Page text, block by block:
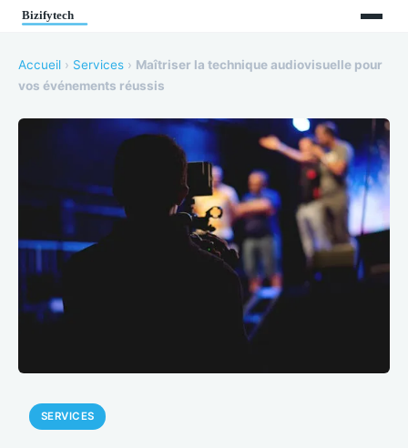
Accueil › Services › Maîtriser la technique audiovisuelle pour
vos événements réussis
SERVICES